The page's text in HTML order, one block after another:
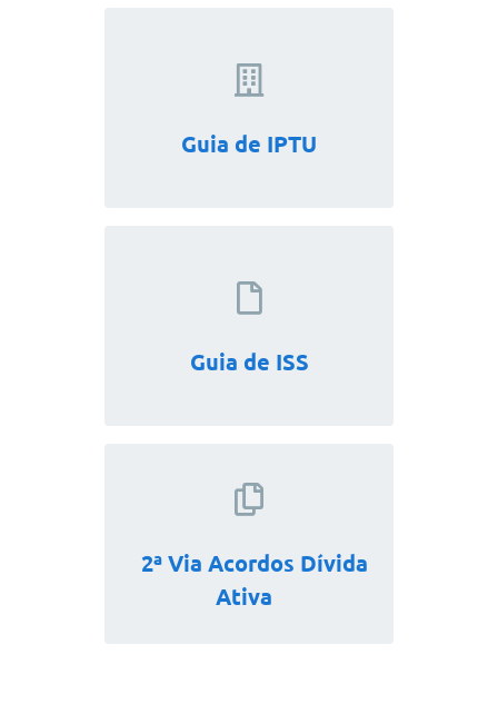
Guia de IPTU
Guia de ISS
2ª Via Acordos Dívida
Ativa